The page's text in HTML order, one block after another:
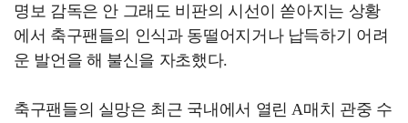
명보 감독은 안 그래도 비판의 시선이 쏟아지는 상황
에서 축구팬들의 인식과 동떨어지거나 납득하기 어려
운 발언을 해 불신을 자초했다.
축구팬들의 실망은 최근 국내에서 열린 A매치 관중 수